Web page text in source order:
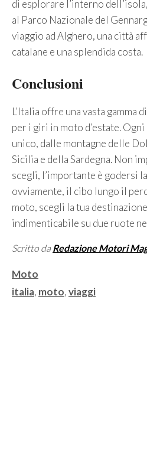
di esplorare l’interno
al Parco Nazionale del
viaggio ad Alghero, una città
catalane e una splendida costa.
Conclusioni
L’Italia offre una vasta gamma
per i giri in moto d’estate.
unico, dalle montagne delle
Sicilia e della Sardegna. Non
scegli, l’importante è godersi
ovviamente, il cibo lungo il
moto, scegli la tua
indimenticabile su due ruote
Scritto da Redazione Motori
Categorie
Moto
Tag
italia, moto,viaggi